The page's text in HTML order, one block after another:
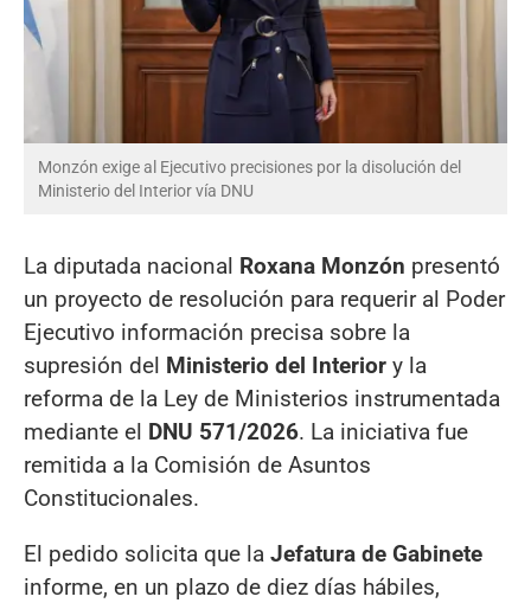
Monzón exige al Ejecutivo precisiones por la disolución del
Ministerio del Interior vía DNU
La diputada nacional Roxana Monzón presentó
un proyecto de resolución para requerir al Poder
Ejecutivo información precisa sobre la
supresión del Ministerio del Interior y la
reforma de la Ley de Ministerios instrumentada
mediante el DNU 571/2026. La iniciativa fue
remitida a la Comisión de Asuntos
Constitucionales.
El pedido solicita que la Jefatura de Gabinete
informe, en un plazo de diez días hábiles,